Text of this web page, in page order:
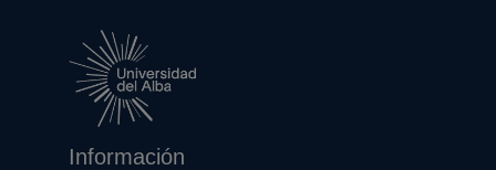
Información